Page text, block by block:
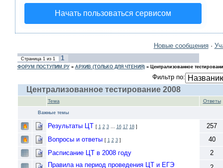
Начать пользоваться сервисом
Новые сообщения·
Страница 1из 1 1
ФОРУМ ПОСТУПИМ.РУ» АРХИВ (ТОЛЬКО ДЛЯ ЧТЕНИЯ)» Централизованное
Фильтр по:
Централизованное тестирование 2008
Тема Ответы
Важные темы
Результаты ЦТ [ 1 2 3… 16 17 18]
257
Вопросы и ответы [ 1 2 3]
40
Расписание ЦТ в 2008 году
2
Правила на период проведения ЦТ и ЕГЭ